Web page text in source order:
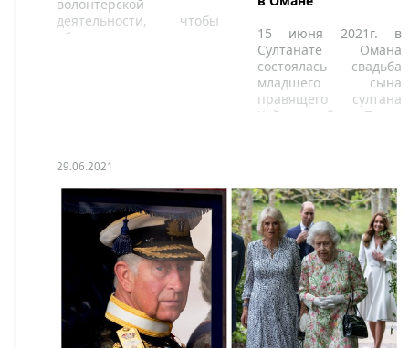
волонтерской
деятельности, чтобы
обеспечить средства к
15 июня 2021г. в
Султанате Омана
состоялась свадьба
младшего сына
правящего султана
Хейсама бин Тарик
29.06.2021